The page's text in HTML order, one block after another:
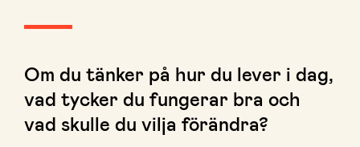
Om du tänker på hur du lever i dag,
vad tycker du fungerar bra och
vad skulle du vilja förändra?